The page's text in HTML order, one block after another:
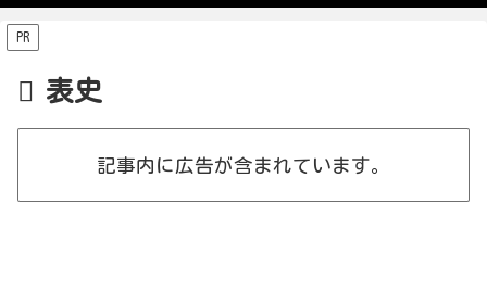
PR
表史
記事内に広告が含まれています。